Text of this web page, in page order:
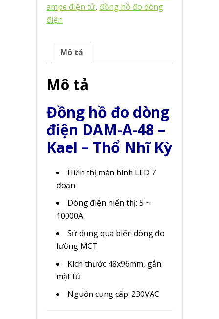
ampe điện tử, đồng hồ đo dòng
điện
Mô tả
Mô tả
Đồng hồ đo dòng
điện DAM-A-48 –
Kael – Thổ Nhĩ Kỳ
Hiển thị màn hình LED 7
đoạn
Dòng điện hiển thị: 5 ~
10000A
Sử dụng qua biến dòng đo
lường MCT
Kích thước 48x96mm, gắn
mặt tủ
Nguồn cung cấp: 230VAC